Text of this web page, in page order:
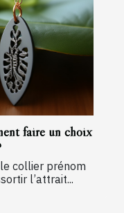
faire un choix
collier prénom
l’attrait...